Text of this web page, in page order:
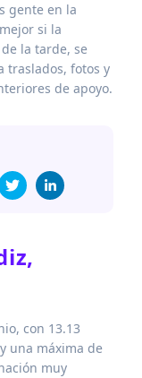
gente en la
si la
la tarde, se
traslados, fotos y
de apoyo.
con 13.13
una máxima de
muy